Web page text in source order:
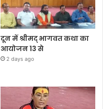
दून में श्रीमद् भागवत कथा का
आयोजन 13 से
2 days ago